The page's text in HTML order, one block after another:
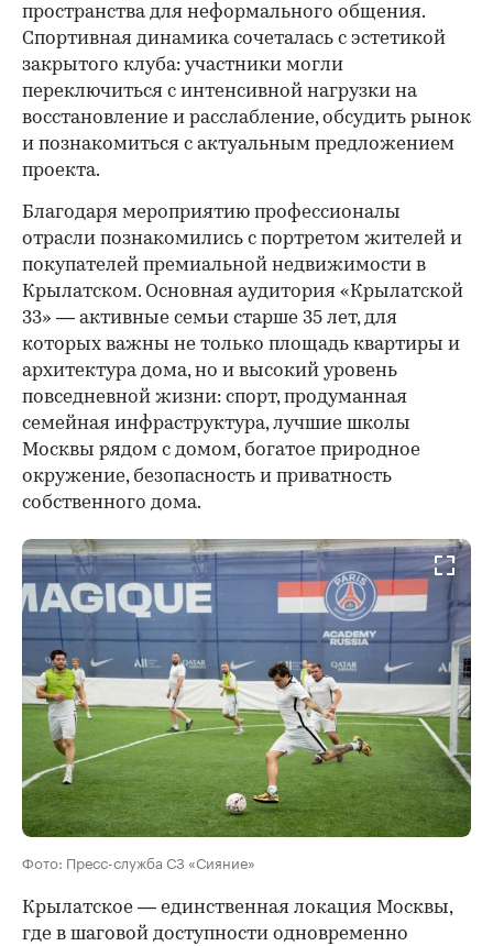
пространства для неформального общения.
Спортивная динамика сочеталась с эстетикой
закрытого клуба: участники могли
переключиться с интенсивной нагрузки на
восстановление и расслабление, обсудить рынок
и познакомиться с актуальным предложением
проекта.
Благодаря мероприятию профессионалы
отрасли познакомились с портретом жителей и
покупателей премиальной недвижимости в
Крылатском. Основная аудитория «Крылатской
33» — активные семьи старше 35 лет, для
которых важны не только площадь квартиры и
архитектура дома, но и высокий уровень
повседневной жизни: спорт, продуманная
семейная инфраструктура, лучшие школы
Москвы рядом с домом, богатое природное
окружение, безопасность и приватность
собственного дома.
Фото: Пресс-служба СЗ «Сияние»
Крылатское — единственная локация Москвы,
где в шаговой доступности одновременно